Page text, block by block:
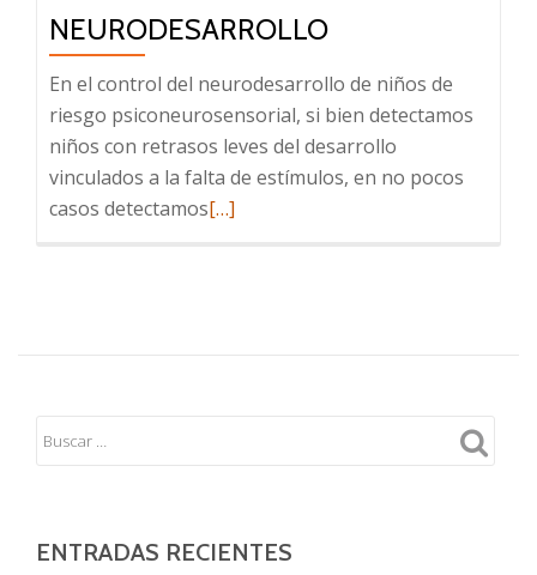
NEURODESARROLLO
En el control del neurodesarrollo de niños de
riesgo psiconeurosensorial, si bien detectamos
niños con retrasos leves del desarrollo
vinculados a la falta de estímulos, en no pocos
casos detectamosLeer
estímulos
neurodesarrollo
[…]
ENTRADAS RECIENTES